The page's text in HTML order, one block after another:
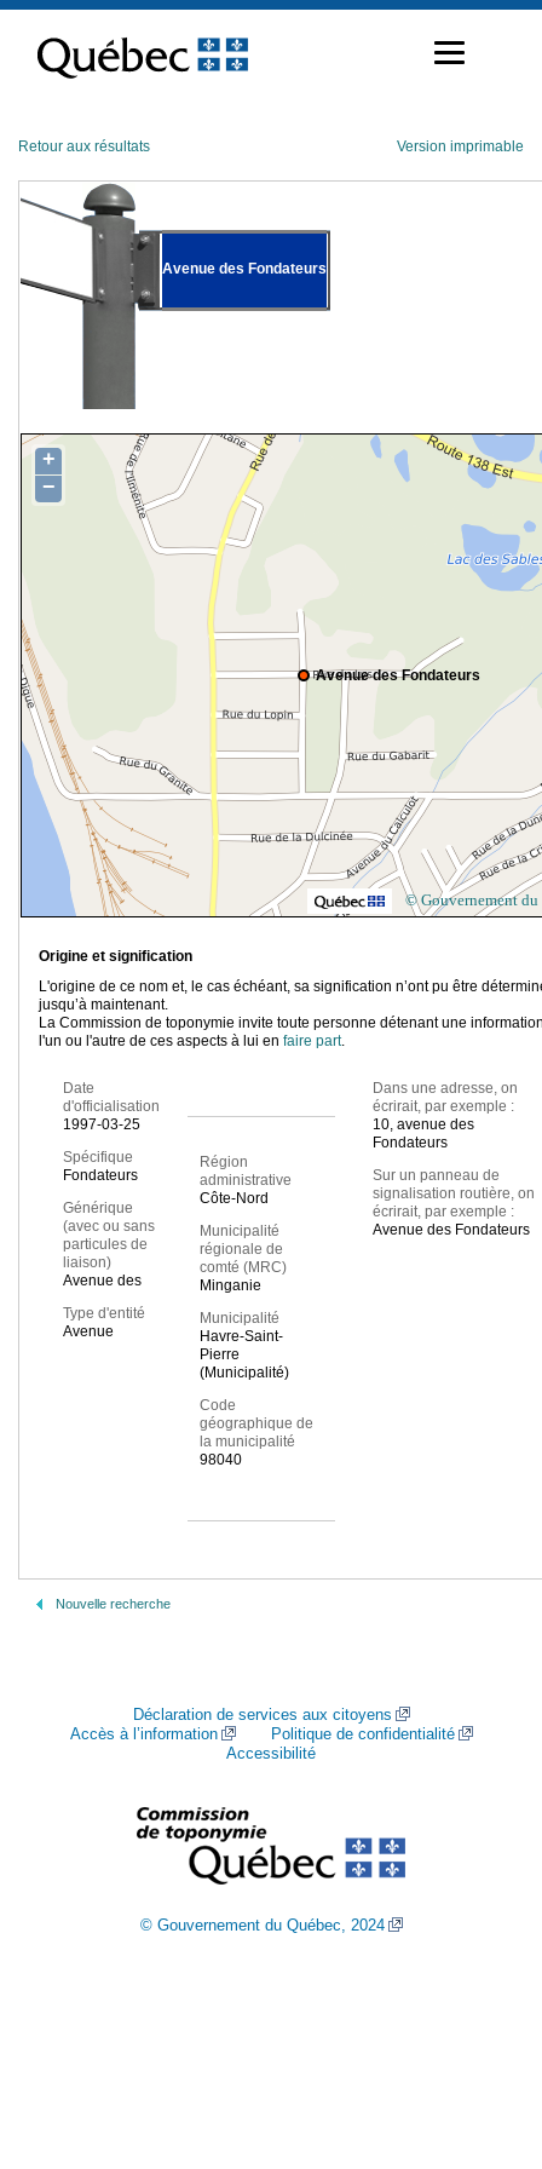
contenu
Retour aux résultats Version imprimable
Avenue des Fondateurs
Avenue des Fondateurs
+
−
© Gouvernement du
Origine et signification
L'origine de ce nom et, le cas échéant, sa signification n’ont pu être
jusqu’à maintenant.
La Commission de toponymie invite toute personne détenant une
l'un ou l'autre de ces aspects à lui en faire part.
Date
d'officialisation
1997-03-25
Spécifique
Fondateurs
Générique
(avec ou sans
particules de
liaison)
Avenue des
Type d'entité
Avenue
Région
administrative
Côte-Nord
Municipalité
régionale de
comté (MRC)
Minganie
Municipalité
Havre-Saint-
Pierre
(Municipalité)
Code
géographique de
la municipalité
98040
Dans une adresse, on
écrirait, par exemple :
10, avenue des
Fondateurs
Sur un panneau de
signalisation routière, on
écrirait, par exemple :
Avenue des Fondateurs
Nouvelle recherche
Déclaration de services aux citoyens
Accès à l’information
Politique de confidentialité
Accessibilité
© Gouvernement du Québec, 2024